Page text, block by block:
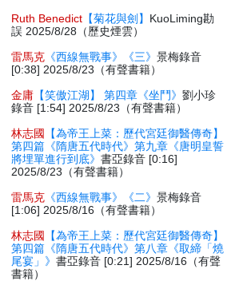
Ruth Benedict 【菊花與劍】 KuoLiming勘
誤 2025/8/28（歷史煙雲）
雷馬克 《西線無戰事》《三》景梅錄音
[0:38] 2025/8/23（有聲書籍）
金庸 【笑傲江湖】 第四章《坐鬥》劉小珍
錄音 [1:54] 2025/8/23（有聲書籍）
林志國
【為帝王上菜：歷代宮廷御醫傳奇】
第四篇《隋唐五代時代》第九章《唐明皇誓
將埋單進行到底》書亞錄音 [0:16]
2025/8/23（有聲書籍）
雷馬克 《西線無戰事》《二》景梅錄音
[1:06] 2025/8/16（有聲書籍）
林志國
【為帝王上菜：歷代宮廷御醫傳奇】
第四篇《隋唐五代時代》第八章《取締「燒
尾宴」》書亞錄音 [0:21] 2025/8/16（有聲
書籍）